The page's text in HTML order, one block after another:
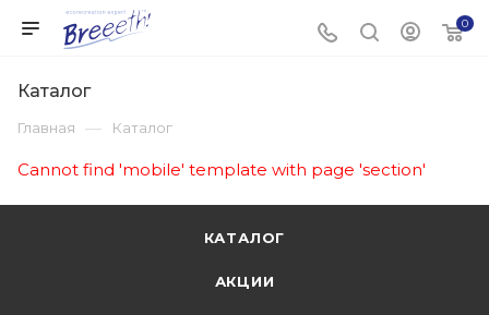
0
Каталог
Главная — Каталог
Cannot find 'mobile' template with page 'section'
КАТАЛОГ
АКЦИИ